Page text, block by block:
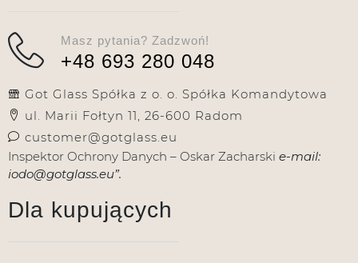
Masz pytania? Zadzwoń!
+48 693 280 048
Got Glass Spółka z o. o. Spółka Komandytowa
ul. Marii Fołtyn 11, 26-600 Radom
customer@gotglass.eu
Inspektor Ochrony Danych – Oskar Zacharski e-mail:
iodo@gotglass.eu”.
Dla kupujących